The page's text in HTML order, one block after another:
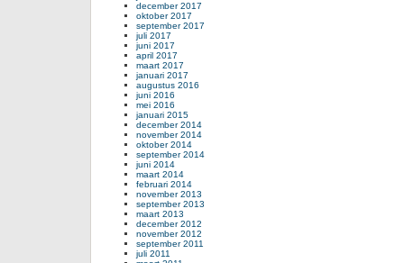
december 2017
oktober 2017
september 2017
juli 2017
juni 2017
april 2017
maart 2017
januari 2017
augustus 2016
juni 2016
mei 2016
januari 2015
december 2014
november 2014
oktober 2014
september 2014
juni 2014
maart 2014
februari 2014
november 2013
september 2013
maart 2013
december 2012
november 2012
september 2011
juli 2011